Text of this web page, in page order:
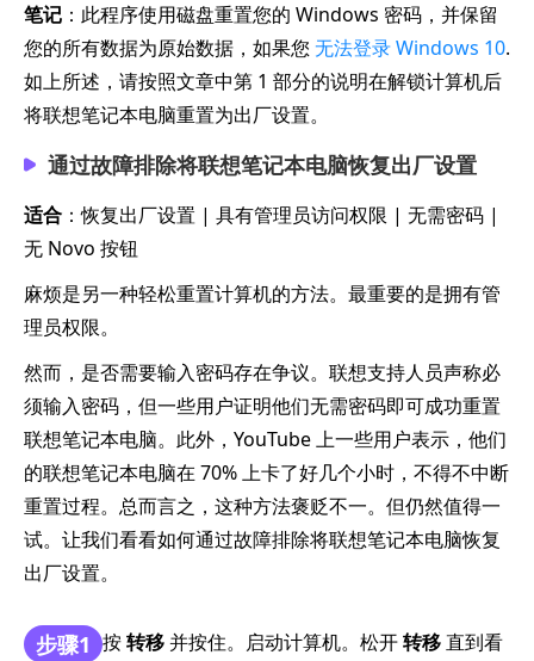
笔记 ：此程序使用磁盘重置您的 Windows 密码，并保留
您的所有数据为原始数据，如果您 无法登录 Windows 10.
如上所述，请按照文章中第 1 部分的说明在解锁计算机后
将联想笔记本电脑重置为出厂设置。
通过故障排除将联想笔记本电脑恢复出厂设置
适合 ：恢复出厂设置 | 具有管理员访问权限 | 无需密码 |
无 Novo 按钮
麻烦是另一种轻松重置计算机的方法。最重要的是拥有管
理员权限。
然而，是否需要输入密码存在争议。联想支持人员声称必
须输入密码，但一些用户证明他们无需密码即可成功重置
联想笔记本电脑。此外，YouTube 上一些用户表示，他们
的联想笔记本电脑在 70% 上卡了好几个小时，不得不中断
重置过程。总而言之，这种方法褒贬不一。但仍然值得一
试。让我们看看如何通过故障排除将联想笔记本电脑恢复
出厂设置。
步骤1 按转移并按住。启动计算机。松开转移直到看